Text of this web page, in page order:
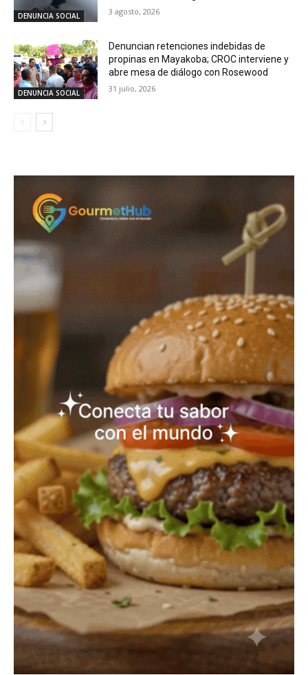
DENUNCIA SOCIAL 3 agosto, 2026
DENUNCIA SOCIAL
Denuncian retenciones indebidas de
propinas en Mayakoba; CROC interviene y
abre mesa de diálogo con Rosewood
31 julio, 2026